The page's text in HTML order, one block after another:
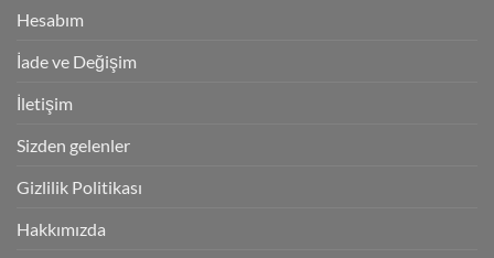
Hesabım
İade ve Değişim
İletişim
Sizden gelenler
Gizlilik Politikası
Hakkımızda